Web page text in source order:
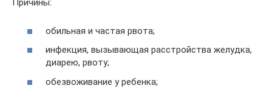
Причины:
обильная и частая рвота;
инфекция, вызывающая расстройства желудка,
диарею, рвоту;
обезвоживание у ребенка;